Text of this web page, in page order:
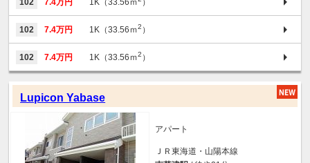
102 7.4万円 1K（33.56ｍ ）
102 7.4万円 1K（33.56ｍ2 ）
102 7.4万円 1K（33.56ｍ2 ）
Lupicon Yabase
アパート
ＪＲ東海道・山陽本線